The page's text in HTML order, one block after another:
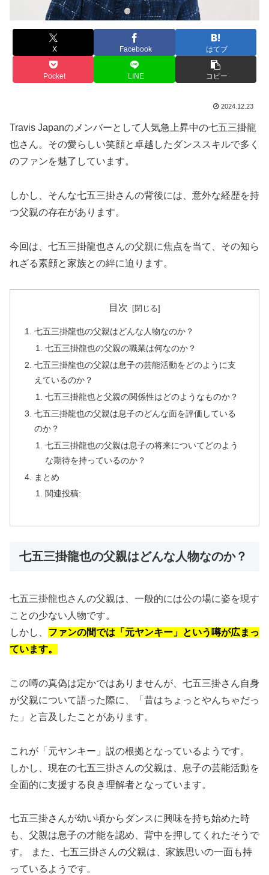
X Facebook はてブ
Pocket LINE コピー
2024.12.23
Travis Japanのメンバーとして人気急上昇中の七五三掛龍
也さん。その愛らしい笑顔と卓越したダンススキルで多く
のファンを魅了しています。
しかし、そんな七五三掛さんの背後には、意外な経歴を持
つ父親の存在があります。
今回は、七五三掛龍也さんの父親に焦点を当て、その知ら
れざる素顔と家族との絆に迫ります。
目次
七五三掛龍也の父親はどんな人物なのか？
七五三掛龍也の父親の職業は何なのか？
七五三掛龍也の父親は息子の芸能活動をどのように支
えているのか？
七五三掛龍也と父親の関係性はどのようなものか？
七五三掛龍也の父親は息子のどんな面を評価している
のか？
七五三掛龍也の父親は息子の将来についてどのよう
な期待を持っているのか？
まとめ
関連投稿:
七五三掛龍也の父親はどんな人物なのか？
七五三掛龍也さんの父親は、一般的には公の場に姿を現す
ことの少ない人物です。
しかし、 ファンの間では「元ヤンキー」という噂が広まっ
ています。
この噂の真偽は定かではありませんが、七五三掛さん自身
が父親について語った際に、「昔はちょっとやんちゃだっ
た」と言及したことがあります。
これが「元ヤンキー」説の根拠となっているようです。
しかし、現在の七五三掛さんの父親は、息子の芸能活動を
全面的に支援する良き理解者となっています。
七五三掛さんが幼い頃からダンスに興味を持ち始めた時
も、父親は息子の才能を認め、背中を押してくれたそうで
す。 また、七五三掛さんの父親は、家族思いの一面も持
っているようです。